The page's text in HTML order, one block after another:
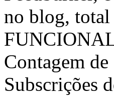
no blog, total
Contagem
Subscrições